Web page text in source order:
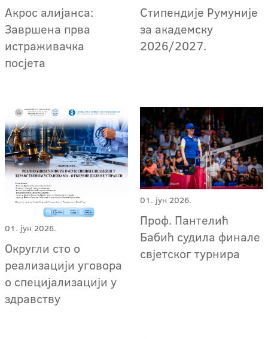
Акрос алијанса:
Завршена прва
истраживачка
посјета
Стипендије Румуније
за академску
2026/2027.
01. јун 2026.
Округли сто о
реализацији уговора
о специјализацији у
здравству
01. јун 2026.
Проф. Пантелић
Бабић судила финале
свјетског турнира